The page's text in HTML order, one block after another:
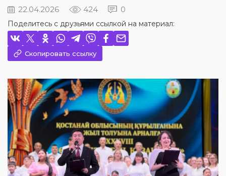
22.04.2026 424 0
Поделитесь с друзьями ссылкой на материал:
Скопировать ссылку